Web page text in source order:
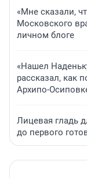
«Мне сказали,
Московского
личном блоге
«Нашел
рассказал, как
Архипо-
Лицевая гладь
до первого